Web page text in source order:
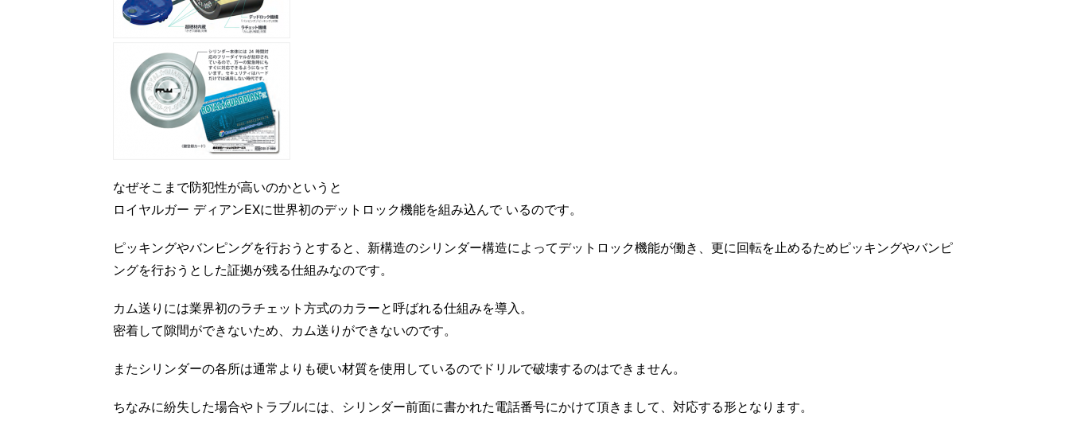
なぜそこまで防犯性が高いのかというと
ロイヤルガー ディアンEXに世界初のデットロック機能を組み込んで いるのです。
ピッキングやバンピングを行おうとすると、新構造のシリンダー構造によってデットロック機能が働き、更に回転を止めるためピッキングやバンピ
ングを行おうとした証拠が残る仕組みなのです。
カム送りには業界初のラチェット方式のカラーと呼ばれる仕組みを導入。
密着して隙間ができないため、カム送りができないのです。
またシリンダーの各所は通常よりも硬い材質を使用しているのでドリルで破壊するのはできません。
ちなみに紛失した場合やトラブルには、シリンダー前面に書かれた電話番号にかけて頂きまして、対応する形となります。